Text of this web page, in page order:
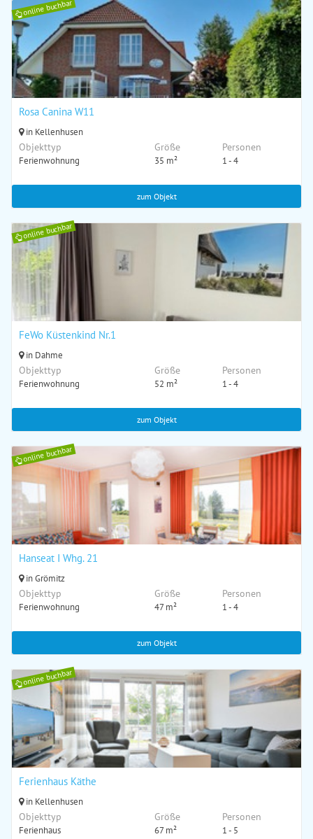
online buchbar
Rosa Canina W11
in Kellenhusen
Objekttyp
Ferienwohnung
Größe
35 m²
Personen
1 - 4
zum Objekt
online buchbar
FeWo Küstenkind Nr.1
in Dahme
Objekttyp
Ferienwohnung
Größe
52 m²
Personen
1 - 4
zum Objekt
online buchbar
Hanseat I Whg. 21
in Grömitz
Objekttyp
Ferienwohnung
Größe
47 m²
Personen
1 - 4
zum Objekt
online buchbar
Ferienhaus Käthe
in Kellenhusen
Objekttyp
Ferienhaus
Größe
67 m²
Personen
1 - 5